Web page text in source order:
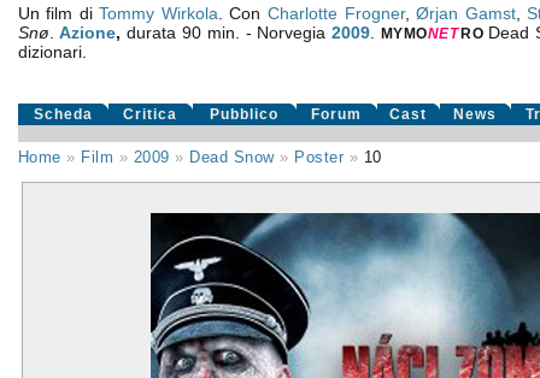
Un film diTommy Wirkola . ConCharlotte Frogner,Ørjan Gamst,
Snø .Azione,durata 90 min. - Norvegia2009 MYMONET RO Dead
dizionari.
Scheda Critica Pubblico Forum Cast News
Home » Film » 2009 » Dead Snow» Poster » 10